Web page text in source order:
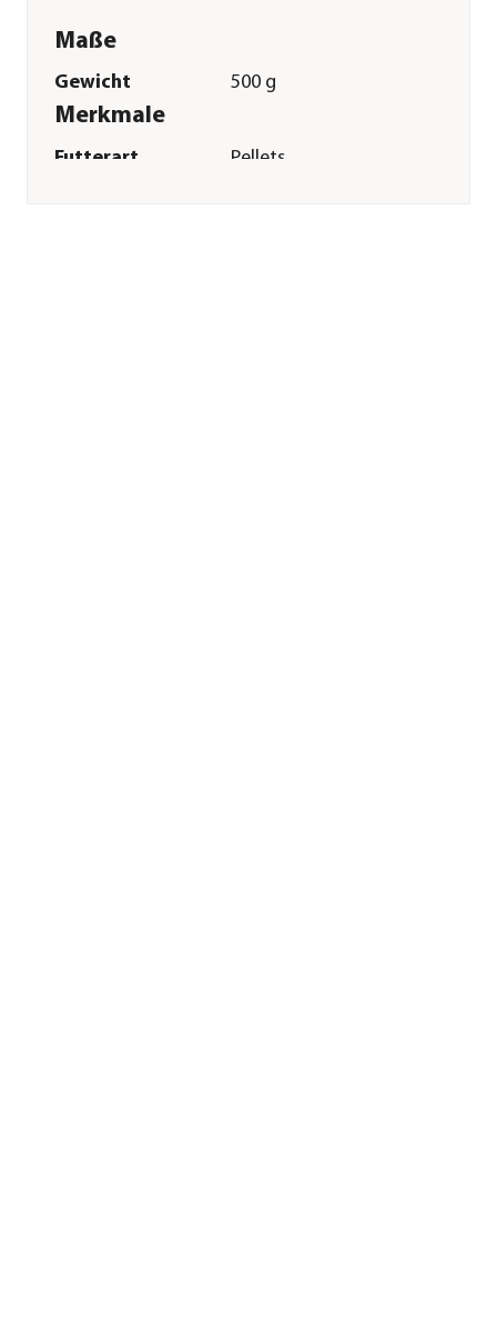
Maße
Gewicht 500 g
Merkmale
Futterart
Pellets